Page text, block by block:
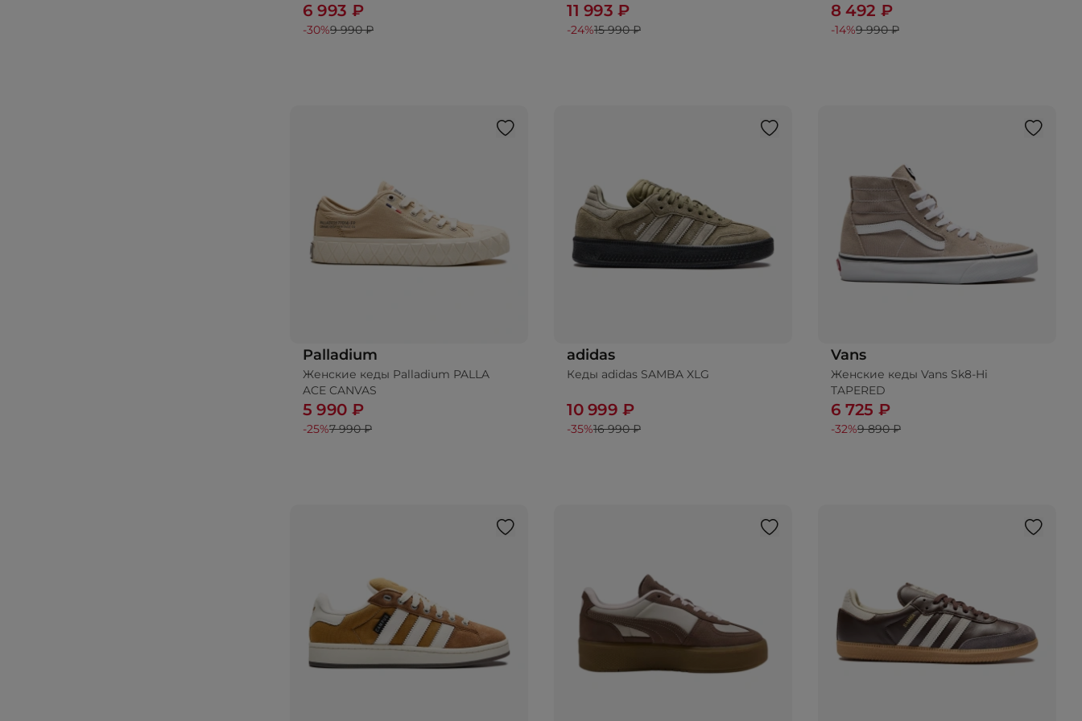
6 993 ₽
-30%9 990 ₽
11 993 ₽
-24%15 990 ₽
8 492 ₽
-14%9 990 ₽
Palladium
Женские кеды Palladium PALLA
ACE CANVAS
5 990 ₽
-25%7 990 ₽
adidas
Кеды adidas SAMBA XLG
10 999 ₽
-35%16 990 ₽
Vans
Женские кеды Vans Sk8-Hi
TAPERED
6 725 ₽
-32%9 890 ₽